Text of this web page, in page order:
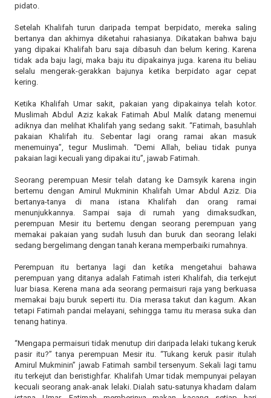
pidato.
Setelah Khalifah turun daripada tempat berpidato, mereka saling
bertanya dan akhirnya diketahui rahasianya. Dikatakan bahwa baju
yang dipakai Khalifah baru saja dibasuh dan belum kering. Karena
tidak ada baju lagi, maka baju itu dipakainya juga. karena itu beliau
selalu mengerak-gerakkan bajunya ketika berpidato agar cepat
kering.
Ketika Khalifah Umar sakit, pakaian yang dipakainya telah kotor.
Muslimah Abdul Aziz kakak Fatimah Abul Malik datang menemui
adiknya dan melihat Khalifah yang sedang sakit. “Fatimah, basuhlah
pakaian Khalifah itu. Sebentar lagi orang ramai akan masuk
menemuinya”, tegur Muslimah. “Demi Allah, beliau tidak punya
pakaian lagi kecuali yang dipakai itu”, jawab Fatimah.
Seorang perempuan Mesir telah datang ke Damsyik karena ingin
bertemu dengan Amirul Mukminin Khalifah Umar Abdul Aziz. Dia
bertanya-tanya di mana istana Khalifah dan orang ramai
menunjukkannya. Sampai saja di rumah yang dimaksudkan,
perempuan Mesir itu bertemu dengan seorang perempuan yang
memakai pakaian yang sudah lusuh dan buruk dan seorang lelaki
sedang bergelimang dengan tanah kerana memperbaiki rumahnya.
Perempuan itu bertanya lagi dan ketika mengetahui bahawa
perempuan yang ditanya adalah Fatimah isteri Khalifah, dia terkejut
luar biasa. Kerena mana ada seorang permaisuri raja yang berkuasa
memakai baju buruk seperti itu. Dia merasa takut dan kagum. Akan
tetapi Fatimah pandai melayani, sehingga tamu itu merasa suka dan
tenang hatinya.
“Mengapa permaisuri tidak menutup diri daripada lelaki tukang keruk
pasir itu?” tanya perempuan Mesir itu. “Tukang keruk pasir itulah
Amirul Mukminin” jawab Fatimah sambil tersenyum. Sekali lagi tamu
itu terkejut dan beristighfar. Khalifah Umar tidak mempunyai pelayan
kecuali seorang anak-anak lelaki. Dialah satu-satunya khadam dalam